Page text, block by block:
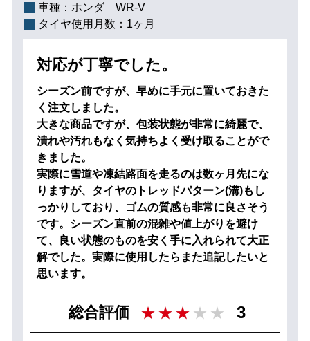
車種： ホンダ WR-V
タイヤ使用月数： 1ヶ月
対応が丁寧でした。
シーズン前ですが、早めに手元に置いておきた
く注文しました。
大きな商品ですが、包装状態が非常に綺麗で、
潰れや汚れもなく気持ちよく受け取ることがで
きました。
実際に雪道や凍結路面を走るのは数ヶ月先にな
りますが、タイヤのトレッドパターン(溝)もし
っかりしており、ゴムの質感も非常に良さそう
です。シーズン直前の混雑や値上がりを避け
て、良い状態のものを安く手に入れられて大正
解でした。実際に使用したらまた追記したいと
思います。
総合評価 3